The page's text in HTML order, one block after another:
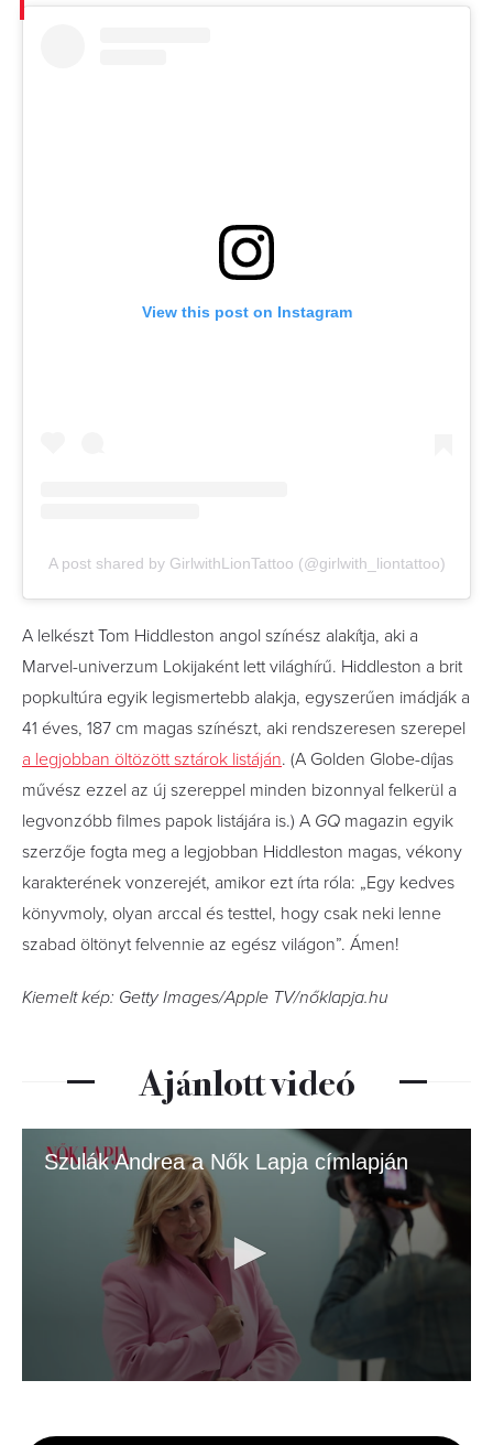
View this post on Instagram
A post shared by GirlwithLionTattoo (@girlwith_liontattoo)
A lelkészt Tom Hiddleston angol színész alakítja, aki a
Marvel-univerzum Lokijaként lett világhírű. Hiddleston a brit
popkultúra egyik legismertebb alakja, egyszerűen imádják a
41 éves, 187 cm magas színészt, aki rendszeresen szerepel
a legjobban öltözött sztárok listáján. (A Golden Globe-díjas
művész ezzel az új szereppel minden bizonnyal felkerül a
legvonzóbb filmes papok listájára is.) A GQ magazin egyik
szerzője fogta meg a legjobban Hiddleston magas, vékony
karakterének vonzerejét, amikor ezt írta róla: „Egy kedves
könyvmoly, olyan arccal és testtel, hogy csak neki lenne
szabad öltönyt felvennie az egész világon”. Ámen!
Kiemelt kép: Getty Images/Apple TV/nőklapja.hu
Ajánlott videó
Szulák Andrea a Nők Lapja címlapján